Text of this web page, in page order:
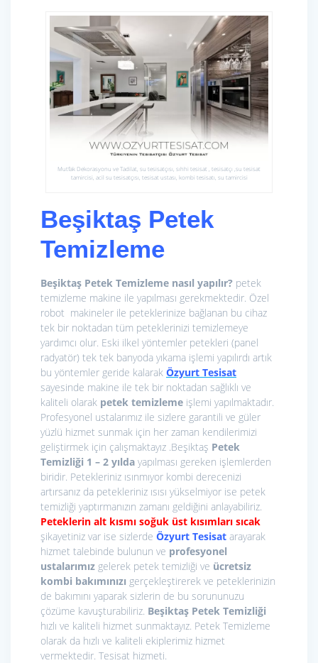
Mutfak Dekorasyonu ve Tadilat, su tesisatçısı, sıhhi tesisat , tesisatçı ,su tesisat
tamircisi, acil su tesisatçısı, tesisat ustası, kombi tesisatı, su tamircisi
Beşiktaş Petek
Temizleme
Beşiktaş Petek Temizleme nasıl yapılır? petek
temizleme makine ile yapılması gerekmektedir. Özel
robot makineler ile peteklerinize bağlanan bu cihaz
tek bir noktadan tüm peteklerinizi temizlemeye
yardımcı olur. Eski ilkel yöntemler petekleri (panel
radyatör) tek tek banyoda yıkama işlemi yapılırdı artık
bu yöntemler geride kalarak Özyurt Tesisat
sayesinde makine ile tek bir noktadan sağlıklı ve
kaliteli olarak petek temizleme işlemi yapılmaktadır.
Profesyonel ustalarımız ile sizlere garantili ve güler
yüzlü hizmet sunmak için her zaman kendilerimizi
geliştirmek için çalışmaktayız .Beşiktaş Petek
Temizliği 1 – 2 yılda yapılması gereken işlemlerden
biridir. Petekleriniz ısınmıyor kombi derecenizi
artırsanız da petekleriniz ısısı yükselmiyor ise petek
temizliği yaptırmanızın zamanı geldiğini anlayabiliriz.
Peteklerin alt kısmı soğuk üst kısımları sıcak
şikayetiniz var ise sizlerde Özyurt Tesisat arayarak
hizmet talebinde bulunun ve profesyonel
ustalarımız gelerek petek temizliği ve ücretsiz
kombi bakımınızı gerçekleştirerek ve peteklerinizin
de bakımını yaparak sizlerin de bu sorununuzu
çözüme kavuşturabiliriz. Beşiktaş Petek Temizliği
hızlı ve kaliteli hizmet sunmaktayız. Petek Temizleme
olarak da hızlı ve kaliteli ekiplerimiz hizmet
vermektedir. Tesisat hizmeti.